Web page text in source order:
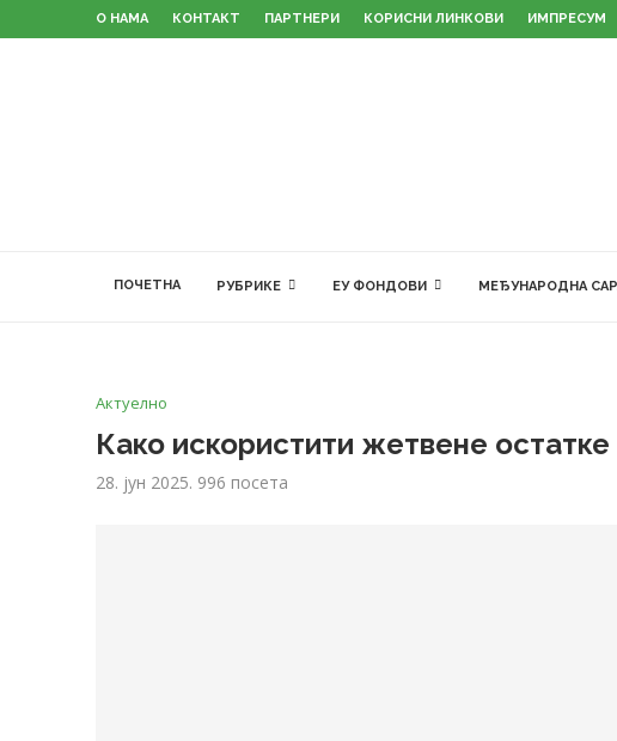
О НАМА КОНТАКТ ПАРТНЕРИ КОРИСНИ ЛИНКОВИ ИМПРЕСУМ
ПОЧЕТНА РУБРИКЕ ЕУ ФОНДОВИ МЕЂУНАРОДНА
Актуелно
Како искористити жетвене
28. јун 2025. 996 посета